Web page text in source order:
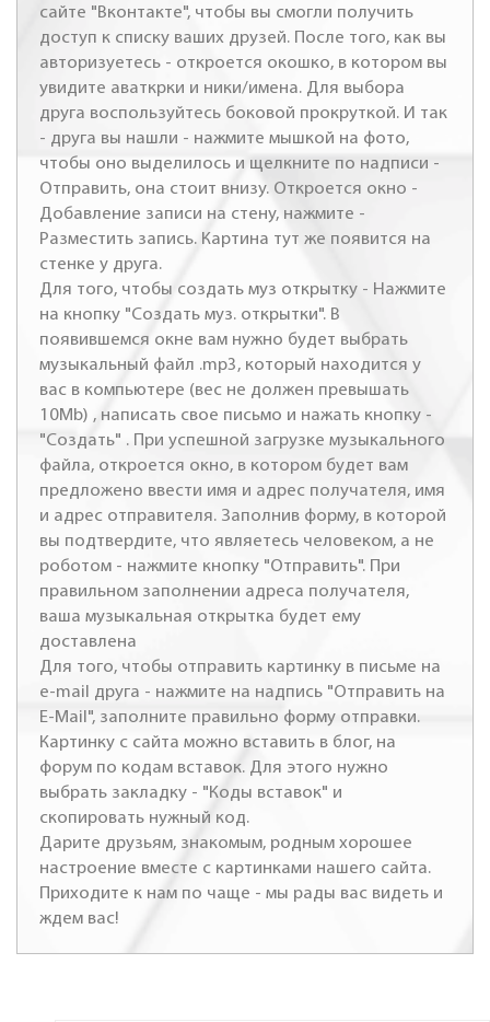
сайте "Вконтакте", чтобы вы смогли получить
доступ к списку ваших друзей. После того, как вы
авторизуетесь - откроется окошко, в котором вы
увидите аваткрки и ники/имена. Для выбора
друга воспользуйтесь боковой прокруткой. И так
- друга вы нашли - нажмите мышкой на фото,
чтобы оно выделилось и щелкните по надписи -
Отправить, она стоит внизу. Откроется окно -
Добавление записи на стену, нажмите -
Разместить запись. Картина тут же появится на
стенке у друга.
Для того, чтобы создать муз открытку - Нажмите
на кнопку "Создать муз. открытки". В
появившемся окне вам нужно будет выбрать
музыкальный файл .mp3, который находится у
вас в компьютере (вес не должен превышать
10Mb) , написать свое письмо и нажать кнопку -
"Создать" . При успешной загрузке музыкального
файла, откроется окно, в котором будет вам
предложено ввести имя и адрес получателя, имя
и адрес отправителя. Заполнив форму, в которой
вы подтвердите, что являетесь человеком, а не
роботом - нажмите кнопку "Отправить". При
правильном заполнении адреса получателя,
ваша музыкальная открытка будет ему
доставлена
Для того, чтобы отправить картинку в письме на
e-mail друга - нажмите на надпись "Отправить на
E-Mail", заполните правильно форму отправки.
Картинку с сайта можно вставить в блог, на
форум по кодам вставок. Для этого нужно
выбрать закладку - "Коды вставок" и
скопировать нужный код.
Дарите друзьям, знакомым, родным хорошее
настроение вместе с картинками нашего сайта.
Приходите к нам по чаще - мы рады вас видеть и
ждем вас!